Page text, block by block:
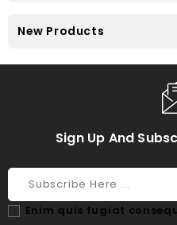
New Products
Sign Up And
Enim quis fugiat